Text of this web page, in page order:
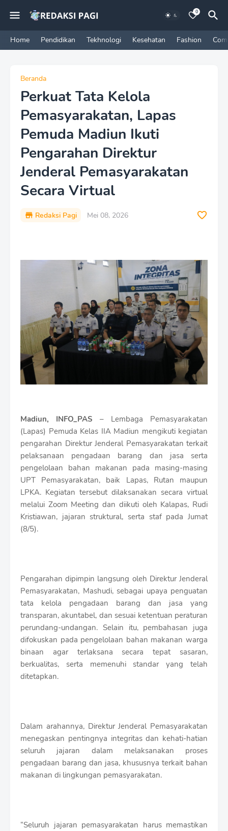
0
Home Pendidikan Tekhnologi Kesehatan Fashion
Beranda
Perkuat Tata Kelola
Pemasyarakatan, Lapas
Pemuda Madiun Ikuti
Pengarahan Direktur
Jenderal Pemasyarakatan
Secara Virtual
Redaksi Pagi Mei 08, 2026
Madiun, INFO_PAS – Lembaga Pemasyarakatan
(Lapas) Pemuda Kelas IIA Madiun mengikuti kegiatan
pengarahan Direktur Jenderal Pemasyarakatan terkait
pelaksanaan pengadaan barang dan jasa serta
pengelolaan bahan makanan pada masing-masing
UPT Pemasyarakatan, baik Lapas, Rutan maupun
LPKA. Kegiatan tersebut dilaksanakan secara virtual
melalui Zoom Meeting dan diikuti oleh Kalapas, Rudi
Kristiawan, jajaran struktural, serta staf pada Jumat
(8/5).
Pengarahan dipimpin langsung oleh Direktur Jenderal
Pemasyarakatan, Mashudi, sebagai upaya penguatan
tata kelola pengadaan barang dan jasa yang
transparan, akuntabel, dan sesuai ketentuan peraturan
perundang-undangan. Selain itu, pembahasan juga
difokuskan pada pengelolaan bahan makanan warga
binaan agar terlaksana secara tepat sasaran,
berkualitas, serta memenuhi standar yang telah
ditetapkan.
Dalam arahannya, Direktur Jenderal Pemasyarakatan
menegaskan pentingnya integritas dan kehati-hatian
seluruh jajaran dalam melaksanakan proses
pengadaan barang dan jasa, khususnya terkait bahan
makanan di lingkungan pemasyarakatan.
“Seluruh jajaran pemasyarakatan harus memastikan
a
u
h
a
n
D
g
n
W
i
t
h
S
h
r
o
f
f
T
l
a
t
e
s